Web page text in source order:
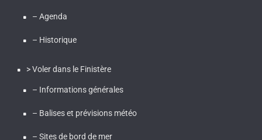
– Agenda
– Historique
> Voler dans le Finistère
– Informations générales
– Balises et prévisions météo
– Sites de bord de mer